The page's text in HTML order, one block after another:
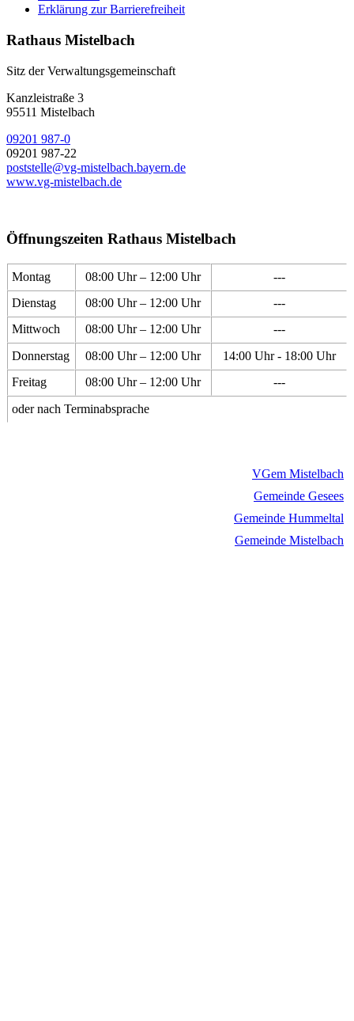
Erklärung zur Barrierefreiheit
Rathaus Mistelbach
Sitz der Verwaltungsgemeinschaft
Kanzleistraße 3
95511 Mistelbach
09201 987-0
09201 987-22
poststelle@vg-mistelbach.bayern.de
www.vg-mistelbach.de
Öffnungszeiten Rathaus Mistelbach
Montag 08:00 Uhr – 12:00 Uhr
---
Dienstag
08:00 Uhr – 12:00 Uhr
---
Mittwoch
08:00 Uhr – 12:00 Uhr
---
Donnerstag
08:00 Uhr – 12:00 Uhr
14:00 Uhr - 18:00 Uhr
Freitag
08:00 Uhr – 12:00 Uhr
---
oder nach Terminabsprache
VGem Mistelbach
Gemeinde Gesees
Gemeinde Hummeltal
Gemeinde Mistelbach